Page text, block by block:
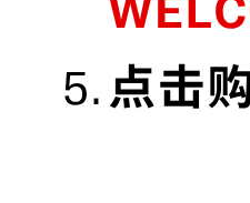
使用更新一代的”闪连
而生，可轻松支持4K流
人的评价